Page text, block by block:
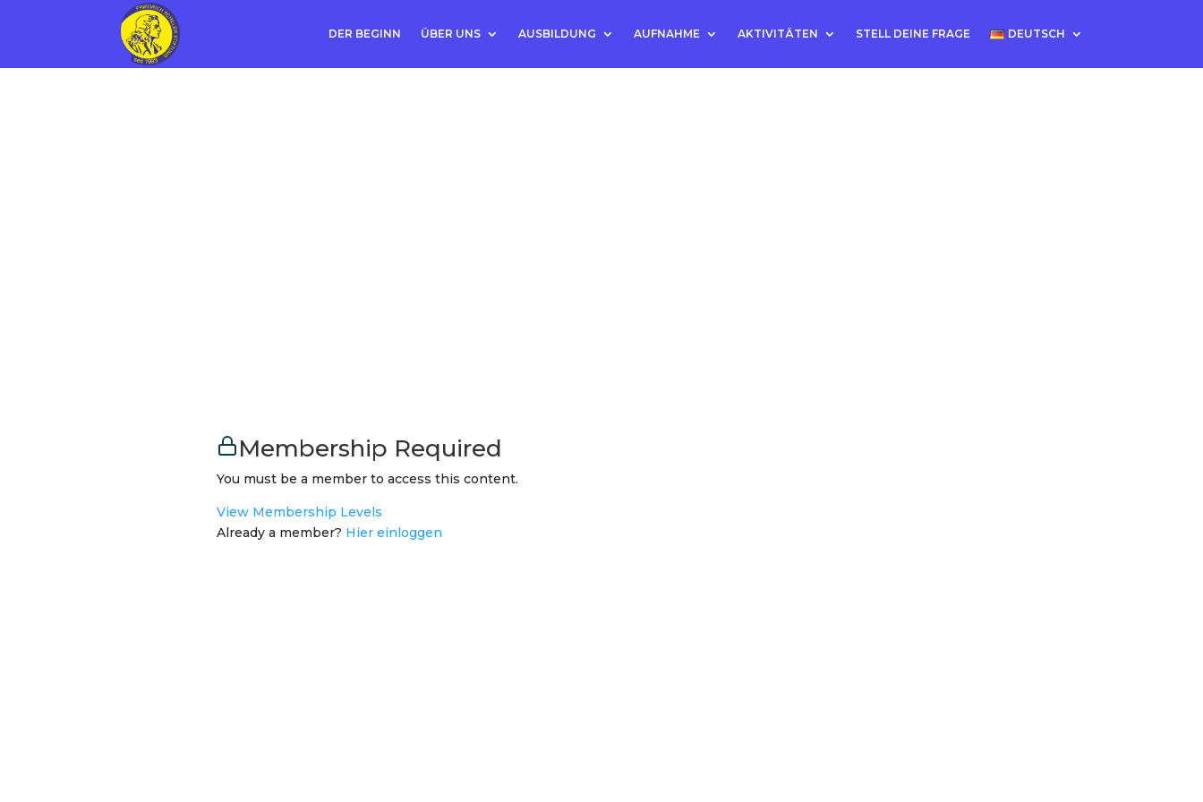
DER BEGINN ÜBER UNS AUSBILDUNG AUFNAHME AKTIVITÄTEN STELL DEINE FRAGE DEUTSCH
Membership Required
You must be a member to access this content.
View Membership Levels
Already a member? Hier einloggen